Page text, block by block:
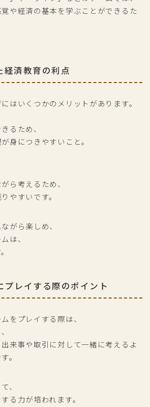
や経済の基本を学ぶことができるた
経済教育の利点
はいくつかのメリットがあります。
るため、
身につきやすいこと。
ら考えるため、
やすいです。
がら楽しめ、
は、
プレイする際のポイント
をプレイする際は、
来事や取引に対して一緒に考えるよ
。
、
る力が培われます。